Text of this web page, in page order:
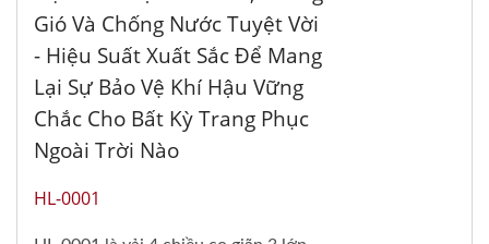
Gió Và Chống Nước Tuyệt Vời
- Hiệu Suất Xuất Sắc Để Mang
Lại Sự Bảo Vệ Khí Hậu Vững
Chắc Cho Bất Kỳ Trang Phục
Ngoài Trời Nào
HL-0001